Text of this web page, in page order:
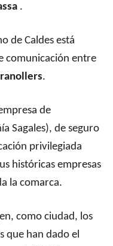
.
de Caldes está
comunicación entre
.
de
Sagales), de seguro
privilegiada
históricas empresas
la comarca.
como ciudad, los
que han dado el